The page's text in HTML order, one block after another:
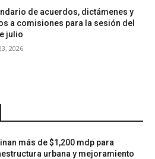
de acuerdos, dictámenes y
a comisiones para la sesión del
julio
2026
más de $1,200 mdp para
urbana y mejoramiento